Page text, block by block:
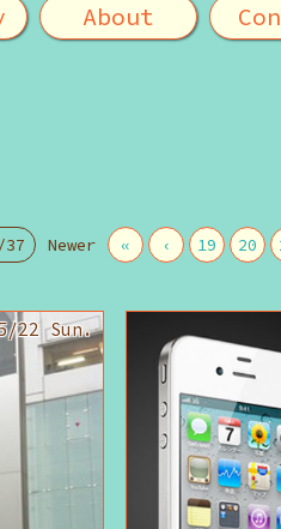
About
37 Newer « ‹ 19 20
22 Sun.